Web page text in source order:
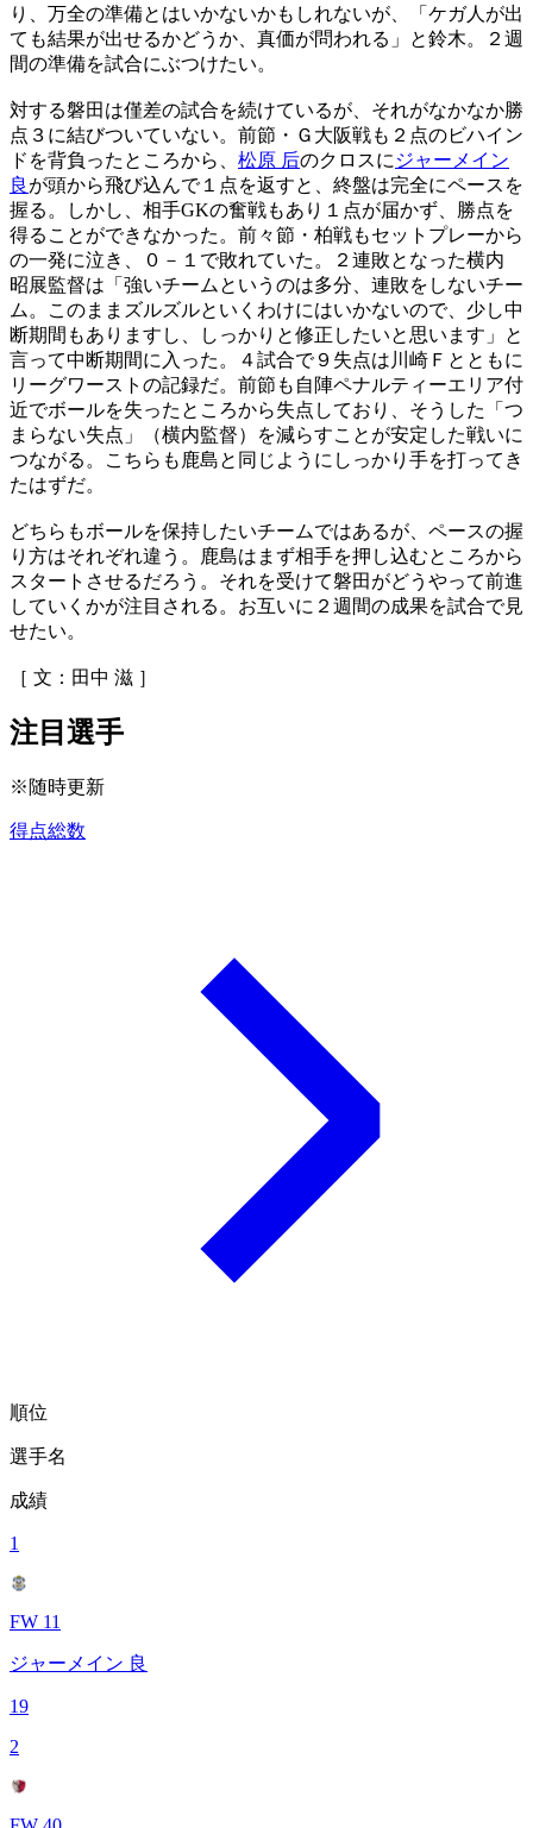
り、万全の準備とはいかないかもしれないが、「ケガ人が出
ても結果が出せるかどうか、真価が問われる」と鈴木。２週
間の準備を試合にぶつけたい。
対する磐田は僅差の試合を続けているが、それがなかなか勝
点３に結びついていない。前節・Ｇ大阪戦も２点のビハイン
ドを背負ったところから、 松原 后のクロスに ジャーメイン
良 が頭から飛び込んで１点を返すと、終盤は完全にペースを
握る。しかし、相手GKの奮戦もあり１点が届かず、勝点を
得ることができなかった。前々節・柏戦もセットプレーから
の一発に泣き、０－１で敗れていた。２連敗となった横内
昭展監督は「強いチームというのは多分、連敗をしないチー
ム。このままズルズルといくわけにはいかないので、少し中
断期間もありますし、しっかりと修正したいと思います」と
言って中断期間に入った。４試合で９失点は川崎Ｆとともに
リーグワーストの記録だ。前節も自陣ペナルティーエリア付
近でボールを失ったところから失点しており、そうした「つ
まらない失点」（横内監督）を減らすことが安定した戦いに
つながる。こちらも鹿島と同じようにしっかり手を打ってき
たはずだ。
どちらもボールを保持したいチームではあるが、ペースの握
り方はそれぞれ違う。鹿島はまず相手を押し込むところから
スタートさせるだろう。それを受けて磐田がどうやって前進
していくかが注目される。お互いに２週間の成果を試合で見
せたい。
［ 文：田中 滋 ］
注目選手
※随時更新
得点総数
順位
選手名
成績
1
FW 11
ジャーメイン 良
19
2